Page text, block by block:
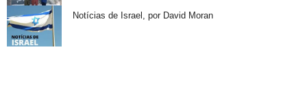
Notícias de Israel, por David Moran